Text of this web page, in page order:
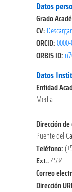
Datos
Grado
CV:
ORCID:
ORBIS ID:
Datos
Entidad
Media
Dirección
Puente del
Teléfono:
Ext.:4534
Correo
Dirección